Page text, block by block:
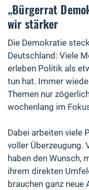
„Bürgerrat
wir stärker
Die Demokratie
Deutschland: Viele
erleben Politik als
tun hat. Immer
Themen nur
wochenlang im
Dabei arbeiten viele
voller Überzeugung.
haben den Wunsch,
ihrem direkten
brauchen ganz neue